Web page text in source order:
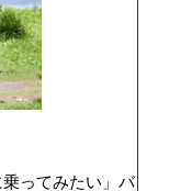
乗ってみたい」バ